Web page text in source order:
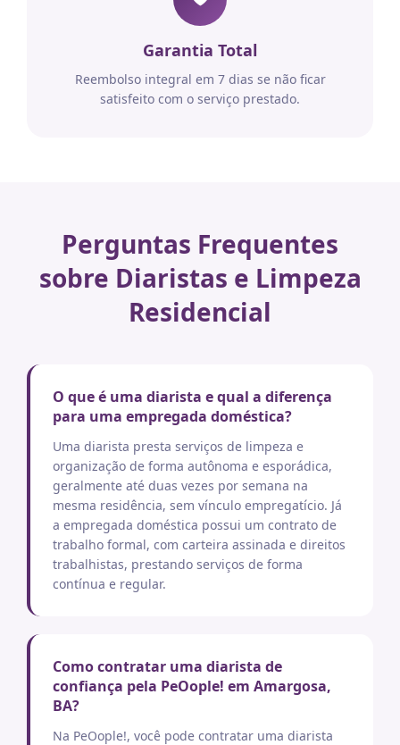
Garantia Total
Reembolso integral em 7 dias se não ficar
satisfeito com o serviço prestado.
Perguntas Frequentes
sobre Diaristas e Limpeza
Residencial
O que é uma diarista e qual a diferença
para uma empregada doméstica?
Uma diarista presta serviços de limpeza e
organização de forma autônoma e esporádica,
geralmente até duas vezes por semana na
mesma residência, sem vínculo empregatício. Já
a empregada doméstica possui um contrato de
trabalho formal, com carteira assinada e direitos
trabalhistas, prestando serviços de forma
contínua e regular.
Como contratar uma diarista de
confiança pela PeOople! em Amargosa,
BA?
Na PeOople!, você pode contratar uma diarista